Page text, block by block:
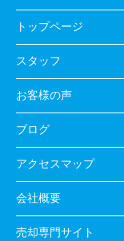
トップページ
スタッフ
お客様の声
ブログ
アクセスマップ
会社概要
売却専門サイト